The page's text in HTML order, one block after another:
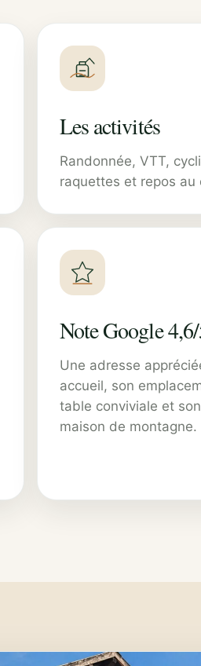
Les activités
Randonnée, VTT,
raquettes et repos au
Note Google
Une adresse
accueil, son
table conviviale et
maison de montagne.